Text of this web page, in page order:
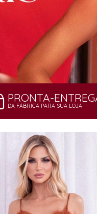
PRONTA-
DA FÁBRICA PARA SUA LOJA